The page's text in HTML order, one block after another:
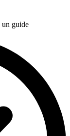
un guide